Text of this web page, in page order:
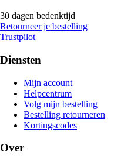
30 dagen bedenktijd
Retourneer je bestelling
Trustpilot
Diensten
Mijn account
Helpcentrum
Volg mijn bestelling
Bestelling retourneren
Kortingscodes
Over